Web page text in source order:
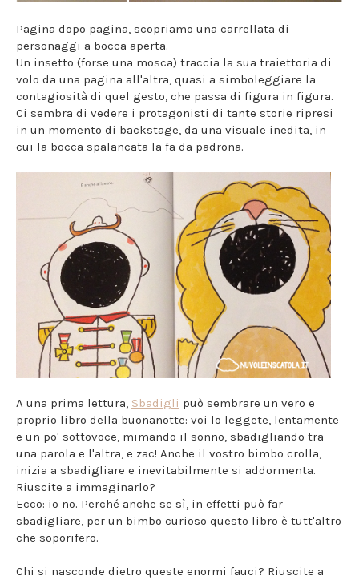
Pagina dopo pagina, scopriamo una carrellata di
personaggi a bocca aperta.
Un insetto (forse una mosca) traccia la sua traiettoria di
volo da una pagina all'altra, quasi a simboleggiare la
contagiosità di quel gesto, che passa di figura in figura.
Ci sembra di vedere i protagonisti di tante storie ripresi
in un momento di backstage, da una visuale inedita, in
cui la bocca spalancata la fa da padrona.
A una prima lettura, Sbadigli può sembrare un vero e
proprio libro della buonanotte: voi lo leggete, lentamente
e un po' sottovoce, mimando il sonno, sbadigliando tra
una parola e l'altra, e zac! Anche il vostro bimbo crolla,
inizia a sbadigliare e inevitabilmente si addormenta.
Riuscite a immaginarlo?
Ecco: io no. Perché anche se sì, in effetti può far
sbadigliare, per un bimbo curioso questo libro è tutt'altro
che soporifero.
Chi si nasconde dietro queste enormi fauci? Riuscite a